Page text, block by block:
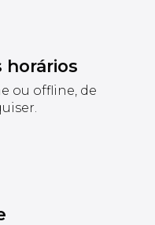
horários
ou offline, de